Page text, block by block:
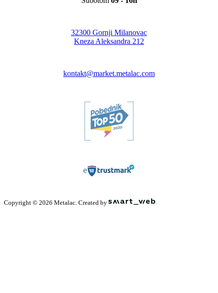
32300 Gornji Milanovac
Kneza Aleksandra 212
kontakt@market.metalac.com
Copyright © 2026 Metalac. Created by